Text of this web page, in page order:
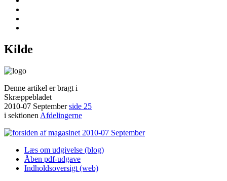
Kilde
Denne artikel er bragt i
Skræppebladet
2010-07 Septemberside 25
i sektionen Afdelingerne
Læs om udgivelse (blog)
Åben pdf-udgave
Indholdsoversigt (web)